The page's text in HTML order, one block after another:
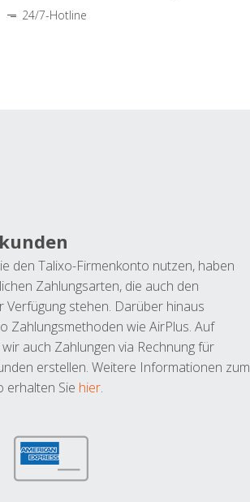
24/7-Hotline
den Talixo-Firmenkonto nutzen, haben
Zahlungsarten, die auch den
Verfügung stehen. Darüber hinaus
Zahlungsmethoden wie AirPlus. Auf
auch Zahlungen via Rechnung für
erstellen. Weitere Informationen zum
erhalten Sie hier.